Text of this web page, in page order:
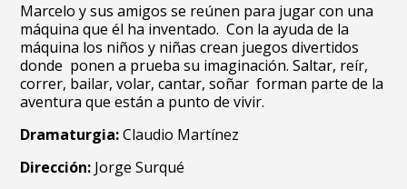
Marcelo y sus amigos se reúnen para jugar con una
máquina que él ha inventado. Con la ayuda de la
máquina los niños y niñas crean juegos divertidos
donde ponen a prueba su imaginación. Saltar, reír,
correr, bailar, volar, cantar, soñar forman parte de la
aventura que están a punto de vivir.
Dramaturgia:Claudio Martínez
Dirección: Jorge Surqué